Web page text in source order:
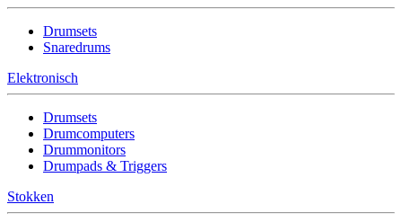
Drumsets
Snaredrums
Elektronisch
Drumsets
Drumcomputers
Drummonitors
Drumpads & Triggers
Stokken